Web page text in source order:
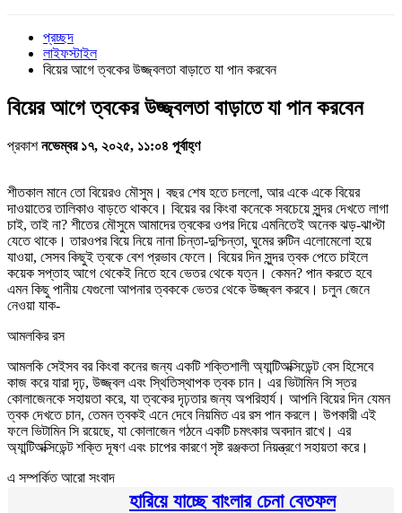
প্রচ্ছদ
লাইফস্টাইল
বিয়ের আগে ত্বকের উজ্জ্বলতা বাড়াতে যা পান করবেন
বিয়ের আগে ত্বকের উজ্জ্বলতা বাড়াতে যা পান করবেন
প্রকাশনভেম্বর ১৭, ২০২৫, ১১:০৪ পূর্বাহ্ণ
শীতকাল মানে তো বিয়েরও মৌসুম। বছর শেষ হতে চললো, আর একে একে বিয়ের
দাওয়াতের তালিকাও বাড়তে থাকবে। বিয়ের বর কিংবা কনেকে সবচেয়ে সুন্দর দেখতে লাগা
চাই, তাই না? শীতের মৌসুমে আমাদের ত্বকের ওপর দিয়ে এমনিতেই অনেক ঝড়-ঝাপ্টা
যেতে থাকে। তারওপর বিয়ে নিয়ে নানা চিন্তা-দুশ্চিন্তা, ঘুমের রুটিন এলোমেলো হয়ে
যাওয়া, সেসব কিছুই ত্বকে বেশ প্রভাব ফেলে। বিয়ের দিন সুন্দর ত্বক পেতে চাইলে
কয়েক সপ্তাহ আগে থেকেই নিতে হবে ভেতর থেকে যত্ন। কেমন? পান করতে হবে
এমন কিছু পানীয় যেগুলো আপনার ত্বককে ভেতর থেকে উজ্জ্বল করবে। চলুন জেনে
নেওয়া যাক-
আমলকির রস
আমলকি সেইসব বর কিংবা কনের জন্য একটি শক্তিশালী অ্যান্টিঅক্সিডেন্ট বেস হিসেবে
কাজ করে যারা দৃঢ়, উজ্জ্বল এবং স্থিতিস্থাপক ত্বক চান। এর ভিটামিন সি স্তর
কোলাজেনকে সহায়তা করে, যা ত্বকের দৃঢ়তার জন্য অপরিহার্য। আপনি বিয়ের দিন যেমন
ত্বক দেখতে চান, তেমন ত্বকই এনে দেবে নিয়মিত এর রস পান করলে। উপকারী এই
ফলে ভিটামিন সি রয়েছে, যা কোলাজেন গঠনে একটি চমৎকার অবদান রাখে। এর
অ্যান্টিঅক্সিডেন্ট শক্তি দূষণ এবং চাপের কারণে সৃষ্ট রঞ্জকতা নিয়ন্ত্রণে সহায়তা করে।
এ সম্পর্কিত আরো সংবাদ
হারিয়ে যাচ্ছে বাংলার চেনা বেতফল